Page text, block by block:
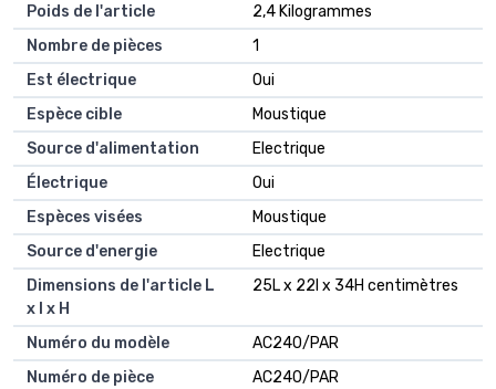
Poids de l'article
2,4 Kilogrammes
Nombre de pièces
1
Est électrique
Oui
Espèce cible
Moustique
Source d'alimentation
Electrique
Électrique
Oui
Espèces visées
Moustique
Source d'energie
Electrique
Dimensions de l'article L
x l x H
25L x 22l x 34H centimètres
Numéro du modèle
AC240/PAR
Numéro de pièce
AC240/PAR